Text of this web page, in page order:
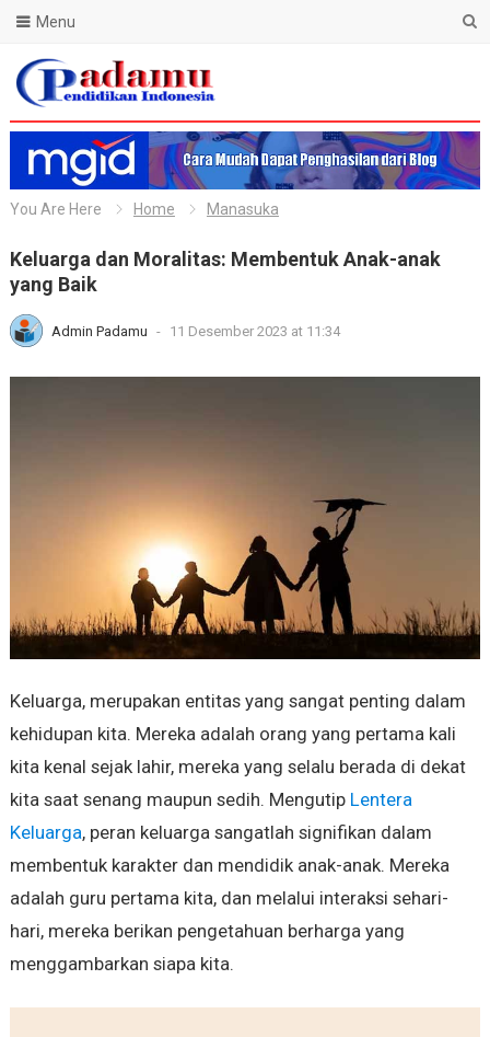
Blog Padamu
Menu
You Are Here Home Manasuka
Keluarga dan Moralitas: Membentuk Anak-anak
yang Baik
Admin Padamu - 11 Desember 2023 at 11:34
Keluarga, merupakan entitas yang sangat penting dalam
kehidupan kita. Mereka adalah orang yang pertama kali
kita kenal sejak lahir, mereka yang selalu berada di dekat
kita saat senang maupun sedih. Mengutip Lentera
Keluarga, peran keluarga sangatlah signifikan dalam
membentuk karakter dan mendidik anak-anak. Mereka
adalah guru pertama kita, dan melalui interaksi sehari-
hari, mereka berikan pengetahuan berharga yang
menggambarkan siapa kita.